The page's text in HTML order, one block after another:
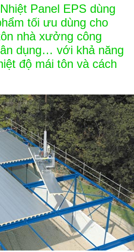
Panel EPS dùng
tối ưu dùng cho
nhà xưởng công
dụng… với khả năng
độ mái tôn và cách